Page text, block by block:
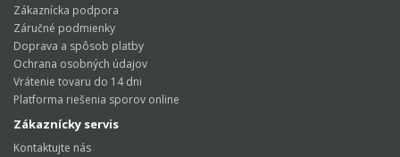
Zákaznícka podpora
Záručné podmienky
Doprava a spôsob platby
Ochrana osobných údajov
Vrátenie tovaru do 14 dni
Platforma riešenia sporov online
Zákaznícky servis
Kontaktujte nás